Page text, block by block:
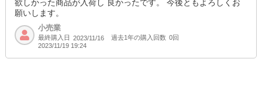
欲しかった商品が入荷し 良かったです。 今後ともよろしくお
願いします。
小売業
最終購入日 2023/11/16 過去1年の購入回数 0回
2023/11/19 19:24